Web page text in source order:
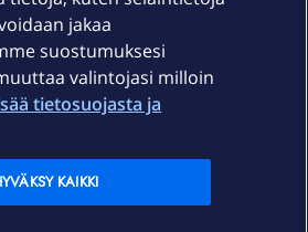
jakaa
suostumuksesi
valintojasi milloin
tietosuojasta ja
KAIKKI